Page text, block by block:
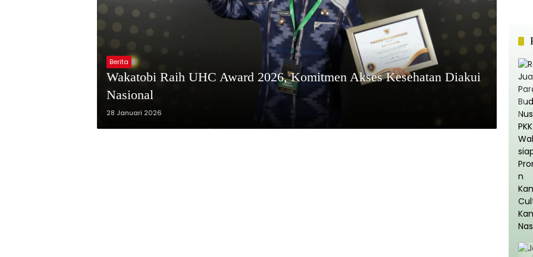
Berita
Wakatobi Raih UHC Award 2026, Komitmen Akses Kesehatan Diakui
Nasional
28 Januari 2026